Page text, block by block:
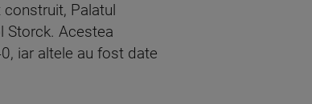
Palatul
Storck. Acestea
iar altele au fost date